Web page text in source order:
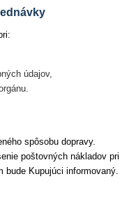
údajov,
spôsobu dopravy.
poštovných nákladov pri
Kupujúci informovaný.